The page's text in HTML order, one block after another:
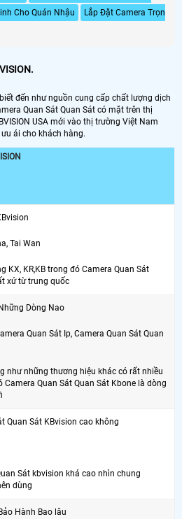
Cho Quán Nhậu
Lắp Đặt Camera Trọn
đến như nguồn cung cấp chất lượng dịch
Quan Sát Quan Sát có mặt trên thị
USA mới vào thị trường Việt Nam
ái cho khách hàng.
Tai Wan
KX, KR,KB trong đó Camera Quan Sát
xứ từ trung quốc
Dòng Nao
Quan Sát Ip, Camera Quan Sát Quan
như những thương hiệu khác có rất nhiều
Quan Sát Quan Sát Kbone là dòng
Quan Sát KBvision cao không
Sát kbvision khá cao nhìn chung
dùng
Hành Bao lâu